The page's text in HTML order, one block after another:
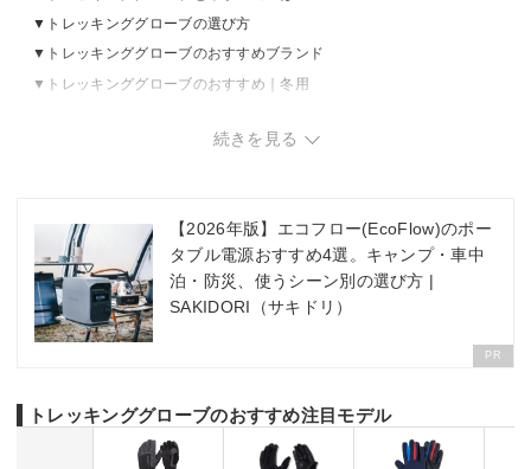
トレッキンググローブの選び方
トレッキンググローブのおすすめブランド
トレッキンググローブのおすすめ｜冬用
トレッキンググローブのおすすめ｜夏用
続きを見る
【2026年版】エコフロー(EcoFlow)のポー
タブル電源おすすめ4選。キャンプ・車中
泊・防災、使うシーン別の選び方 |
SAKIDORI（サキドリ）
PR
トレッキンググローブのおすすめ注目モデル